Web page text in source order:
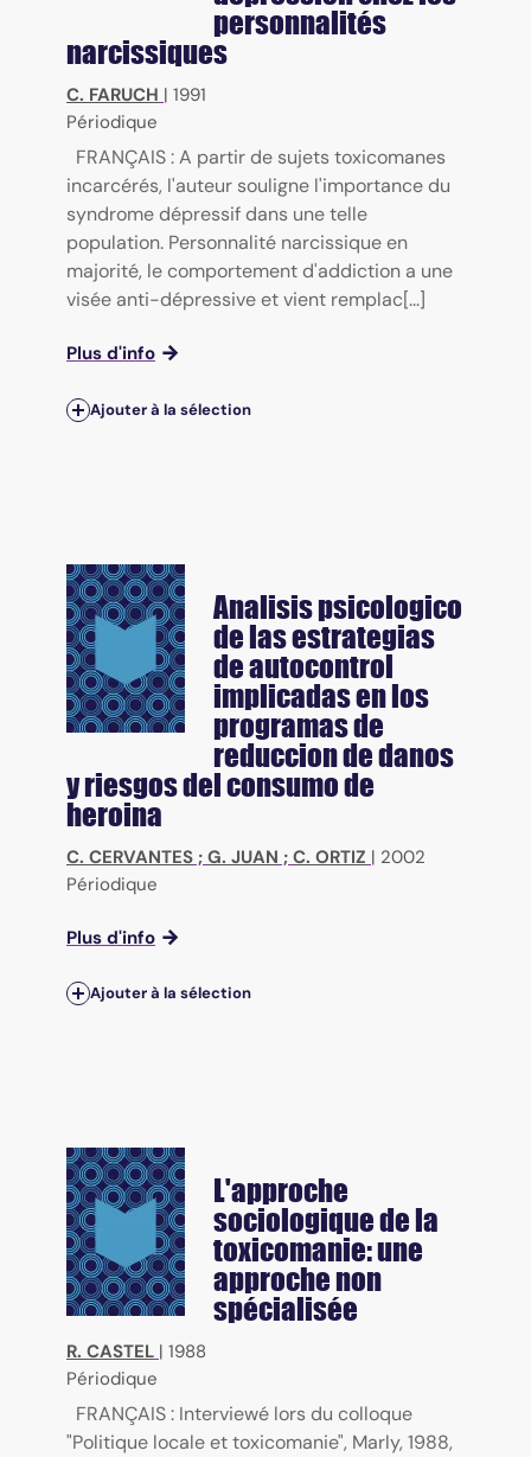
personnalités
narcissiques
C. FARUCH | 1991
Périodique
FRANÇAIS : A partir de sujets toxicomanes
incarcérés, l'auteur souligne l'importance du
syndrome dépressif dans une telle
population. Personnalité narcissique en
majorité, le comportement d'addiction a une
visée anti-dépressive et vient remplac[...]
Plus d'info
Ajouter à la sélection
Analisis psicologico
de las estrategias
de autocontrol
implicadas en los
programas de
reduccion de danos
y riesgos del consumo de
heroina
C. CERVANTES ; G. JUAN ; C. ORTIZ | 2002
Périodique
Plus d'info
Ajouter à la sélection
L'approche
sociologique de la
toxicomanie: une
approche non
spécialisée
R. CASTEL | 1988
Périodique
FRANÇAIS : Interviewé lors du colloque
"Politique locale et toxicomanie", Marly, 1988,